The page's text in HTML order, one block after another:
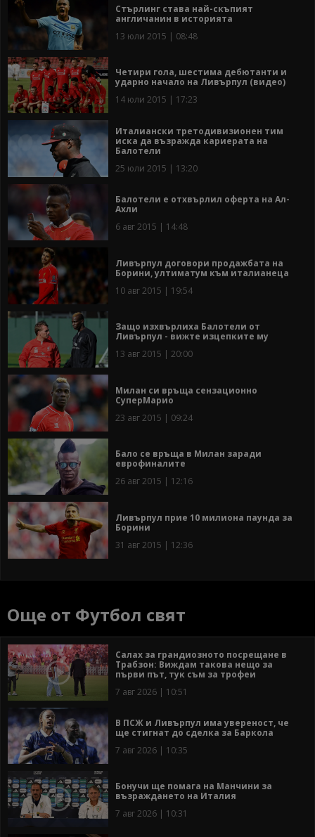
Стърлинг става най-скъпият
англичанин в историята
13 юли 2015 | 08:48
Четири гола, шестима дебютанти и
ударно начало на Ливърпул (видео)
14 юли 2015 | 17:23
Италиански третодивизионен тим
иска да възражда кариерата на
Балотели
25 юли 2015 | 13:20
Балотели е отхвърлил оферта на Ал-
Ахли
6 авг 2015 | 14:48
Ливърпул договори продажбата на
Борини, ултиматум към италианеца
10 авг 2015 | 19:54
Защо изхвърлиха Балотели от
Ливърпул - вижте изцепките му
13 авг 2015 | 20:00
Милан си връща сензационно
СуперМарио
23 авг 2015 | 09:24
Бало се връща в Милан заради
еврофиналите
26 авг 2015 | 12:16
Ливърпул прие 10 милиона паунда за
Борини
31 авг 2015 | 12:36
Още от Футбол свят
Салах за грандиозното посрещане в
Трабзон: Виждам такова нещо за
първи път, тук съм за трофеи
7 авг 2026 | 10:51
В ПСЖ и Ливърпул има увереност, че
ще стигнат до сделка за Баркола
7 авг 2026 | 10:35
Бонучи ще помага на Манчини за
възраждането на Италия
7 авг 2026 | 10:31